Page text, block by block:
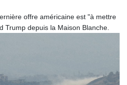
GHS 11.76039
GIP 0.743241
GMD 73.503851
GYD 209.187745
offre américaine est "à mettre
Trump depuis la Maison Blanche.